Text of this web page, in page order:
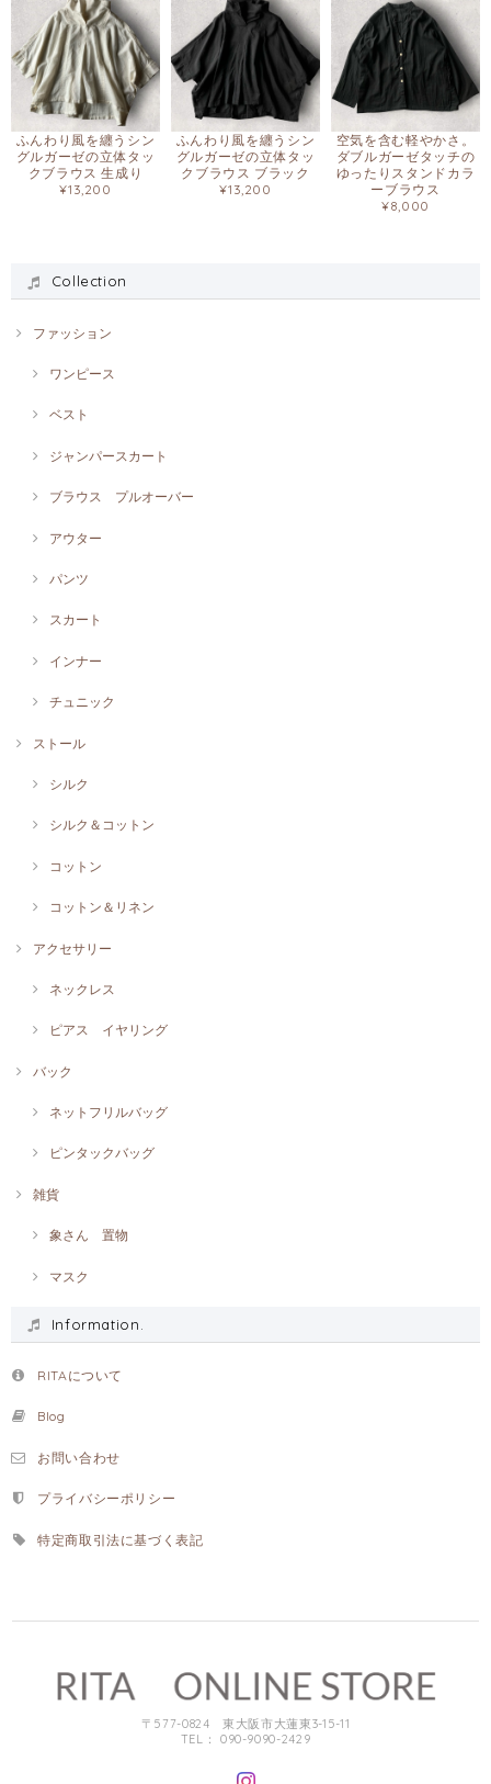
ふんわり風を纏うシン
グルガーゼの立体タッ
クブラウス 生成り
¥13,200
ふんわり風を纏うシン
グルガーゼの立体タッ
クブラウス ブラック
¥13,200
空気を含む軽やかさ。
ダブルガーゼタッチの
ゆったりスタンドカラ
ーブラウス
¥8,000
Collection
ファッション
ワンピース
ベスト
ジャンパースカート
ブラウス プルオーバー
アウター
パンツ
スカート
インナー
チュニック
ストール
シルク
シルク＆コットン
コットン
コットン＆リネン
アクセサリー
ネックレス
ピアス イヤリング
バック
ネットフリルバッグ
ピンタックバッグ
雑貨
象さん 置物
マスク
Information.
RITAについて
Blog
お問い合わせ
プライバシーポリシー
特定商取引法に基づく表記
〒577-0824 東大阪市大蓮東3-15-11
TEL： 090-9090-2429